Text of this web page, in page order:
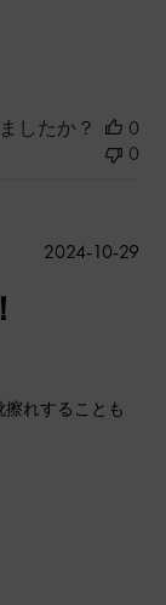
したか？
0
0
れすることも
公
2024-10-29